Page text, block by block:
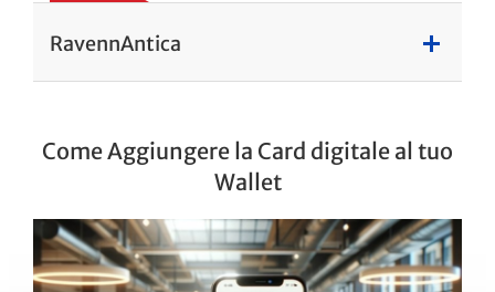
RavennAntica
Come Aggiungere la Card digitale al tuo
Wallet